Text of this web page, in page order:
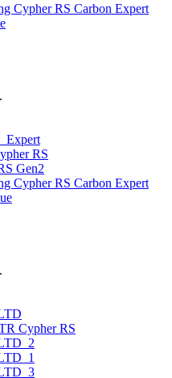
Cypher RS Carbon Expert
Cypher RS Carbon Expert